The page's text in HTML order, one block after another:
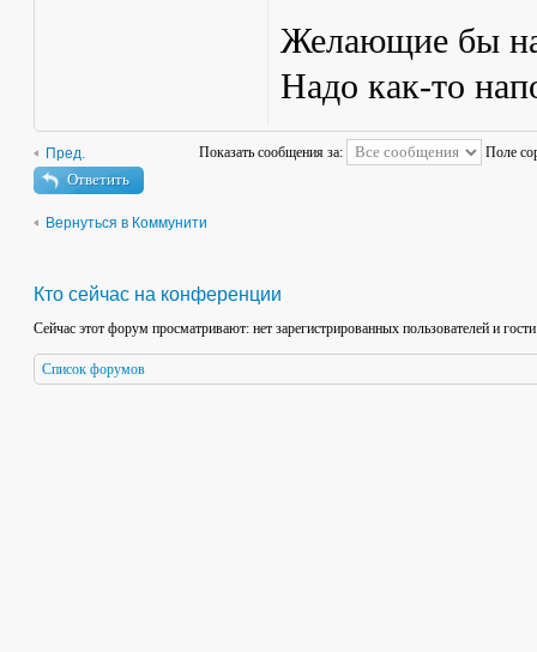
Желающие бы
Надо как-то
Пред. Показать сообщения за: Поле
Ответить
Вернуться в Коммунити
Кто сейчас на конференции
Сейчас этот форум просматривают: нет зарегистрированных пользователей и
Список форумов